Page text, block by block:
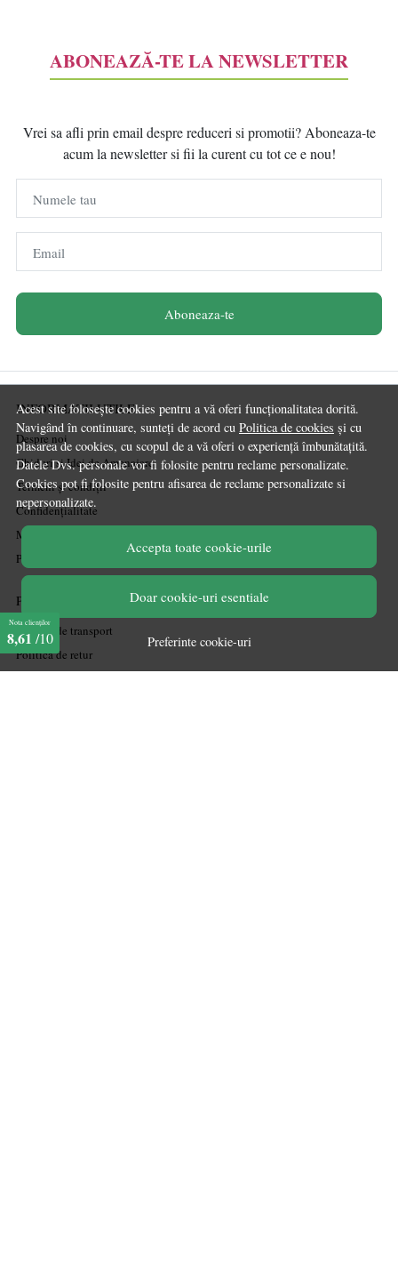
Acest site folosește cookies pentru a vă oferi funcționalitatea dorită.
Navigând în continuare, sunteți de acord cu Politica de cookies și cu
plasarea de cookies, cu scopul de a vă oferi o experiență îmbunătațită.
Datele Dvs. personale vor fi folosite pentru reclame personalizate.
Cookies pot fi folosite pentru afisarea de reclame personalizate si
nepersonalizate.
Accepta toate cookie-urile
Doar cookie-uri esentiale
Preferinte cookie-uri
ABONEAZĂ-TE LA NEWSLETTER
Vrei sa afli prin email despre reduceri si promotii? Aboneaza-te
acum la newsletter si fii la curent cu tot ce e nou!
Numele tau
Email
Aboneaza-te
INFORMATII UTILE
Despre noi
Ghiduri și Idei de Amenajare
Termeni și condiții
Confidențialitate
Mărturiile clienților
Politica de Cookies
PLATA SI LIVRARE
Politica de transport
Politica de retur
Nota clienților
8,61 /10